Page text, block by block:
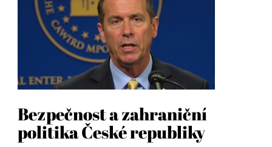
Bezpečnost a zahraniční
politika České republiky